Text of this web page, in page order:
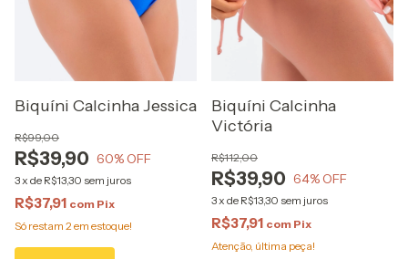
Biquíni Calcinha Jessica
R$39,90
R$99,00
60% OFF
3 x de R$13,30 sem juros
R$37,91 com Pix
Só restam 2 em estoque!
Biquíni Calcinha
Victória
R$39,90
R$112,00
64% OFF
3 x de R$13,30 sem juros
R$37,91 com Pix
Atenção, última peça!